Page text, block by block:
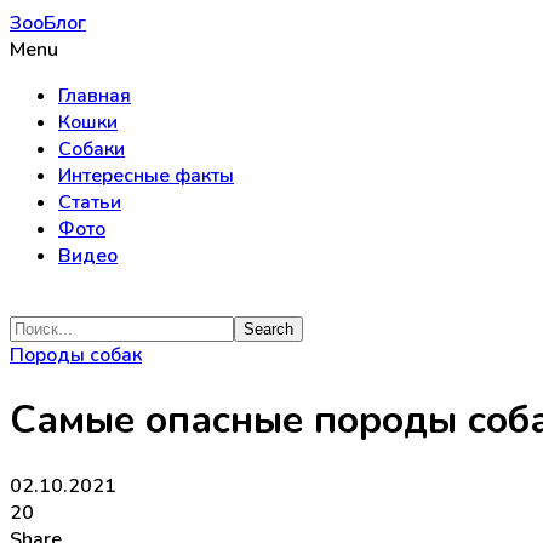
ЗооБлог
Menu
Главная
Кошки
Собаки
Интересные факты
Статьи
Фото
Видео
Породы собак
Самые опасные породы
02.10.2021
20